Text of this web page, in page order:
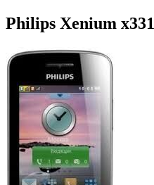
Philips Xenium x331